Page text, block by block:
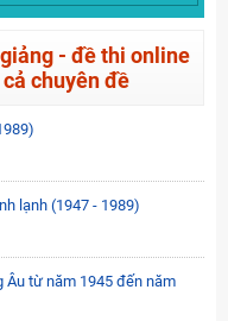
- đề thi online
chuyên đề
lạnh (1947 - 1989)
Âu từ năm 1945 đến năm